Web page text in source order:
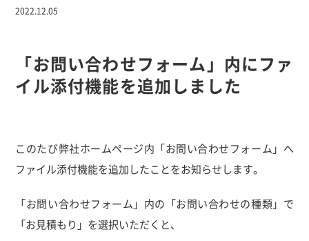
2022.12.05
「お問い合わせフォーム」内にファ
イル添付機能を追加しました
このたび弊社ホームページ内「お問い合わせフォーム」へ
ファイル添付機能を追加したことをお知らせします。
「お問い合わせフォーム」内の「お問い合わせの種類」で
「お見積もり」を選択いただくと、